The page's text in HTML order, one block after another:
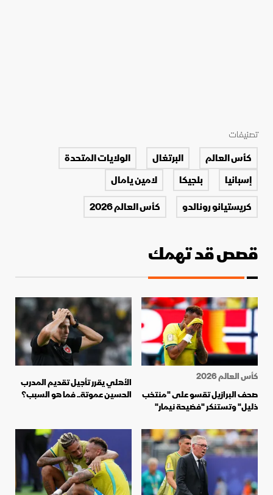
تصنيفات
كأس العالم البرتغال
الولايات المتحدة
إسبانيا
بلجيكا
لامين يامال
كريستيانو رونالدو
كأس العالم 2026
قصص قد تهمك
كأس العالم 2026
صحف البرازيل تقسو على "منتخب
ذليل" وتستنكر "فضيحة نيمار"
الأهلي يقرر تأجيل تقديم المدرب
الحسين عموتة.. فما هو السبب؟